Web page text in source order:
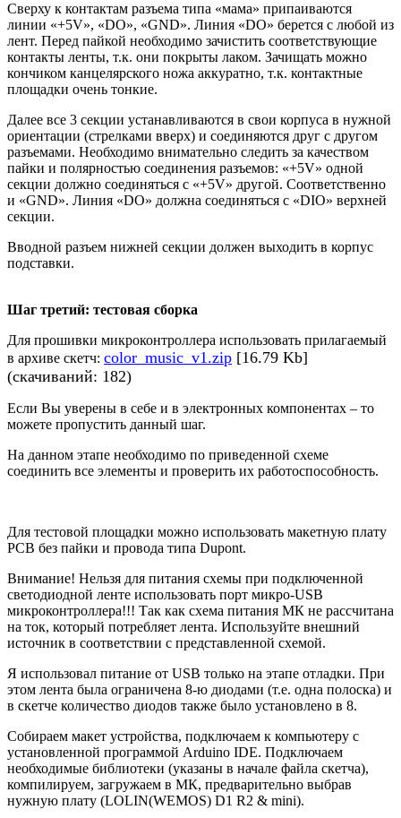
Сверху к контактам разъема типа «мама» припаиваются
линии «+5V», «DO», «GND». Линия «DO» берется с любой из
лент. Перед пайкой необходимо зачистить соответствующие
контакты ленты, т.к. они покрыты лаком. Зачищать можно
кончиком канцелярского ножа аккуратно, т.к. контактные
площадки очень тонкие.
Далее все 3 секции устанавливаются в свои корпуса в нужной
ориентации (стрелками вверх) и соединяются друг с другом
разъемами. Необходимо внимательно следить за качеством
пайки и полярностью соединения разъемов: «+5V» одной
секции должно соединяться с «+5V» другой. Соответственно
и «GND». Линия «DO» должна соединяться с «DIO» верхней
секции.
Вводной разъем нижней секции должен выходить в корпус
подставки.
Шаг третий: тестовая сборка
Для прошивки микроконтроллера использовать прилагаемый
в архиве скетч: color_music_v1.zip [16.79 Kb]
(скачиваний: 182)
Если Вы уверены в себе и в электронных компонентах – то
можете пропустить данный шаг.
На данном этапе необходимо по приведенной схеме
соединить все элементы и проверить их работоспособность.
Для тестовой площадки можно использовать макетную плату
PCB без пайки и провода типа Dupont.
Внимание! Нельзя для питания схемы при подключенной
светодиодной ленте использовать порт микро-USB
микроконтроллера!!! Так как схема питания МК не рассчитана
на ток, который потребляет лента. Используйте внешний
источник в соответствии с представленной схемой.
Я использовал питание от USB только на этапе отладки. При
этом лента была ограничена 8-ю диодами (т.е. одна полоска) и
в скетче количество диодов также было установлено в 8.
Собираем макет устройства, подключаем к компьютеру с
установленной программой Arduino IDE. Подключаем
необходимые библиотеки (указаны в начале файла скетча),
компилируем, загружаем в МК, предварительно выбрав
нужную плату (LOLIN(WEMOS) D1 R2 & mini).